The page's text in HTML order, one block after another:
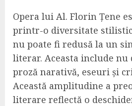
Opera lui Al. Florin Țene
printr-o diversitate
nu poate fi redusă la un
literar. Aceasta include nu
proză narativă, eseuri și
Această amplitudine a
literare reflectă o